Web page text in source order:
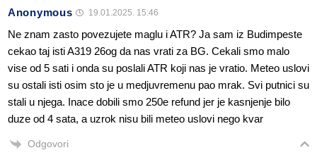
Anonymous 19.01.2025. 15:46
Ne znam zasto povezujete maglu i ATR? Ja sam iz Budimpeste
cekao taj isti A319 26og da nas vrati za BG. Cekali smo malo
vise od 5 sati i onda su poslali ATR koji nas je vratio. Meteo uslovi
su ostali isti osim sto je u medjuvremenu pao mrak. Svi putnici su
stali u njega. Inace dobili smo 250e refund jer je kasnjenje bilo
duze od 4 sata, a uzrok nisu bili meteo uslovi nego kvar
Odgovori